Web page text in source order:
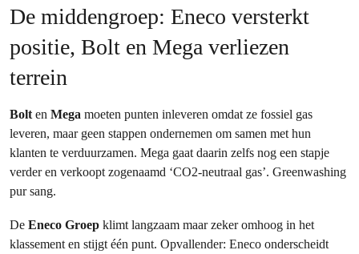
De middengroep: Eneco versterkt
positie, Bolt en Mega verliezen
terrein
Bolten Mega moeten punten inleveren omdat ze fossiel gas
leveren, maar geen stappen ondernemen om samen met hun
klanten te verduurzamen. Mega gaat daarin zelfs nog een stapje
verder en verkoopt zogenaamd ‘CO2-neutraal gas’. Greenwashing
pur sang.
De Eneco Groep klimt langzaam maar zeker omhoog in het
klassement en stijgt één punt. Opvallender: Eneco onderscheidt